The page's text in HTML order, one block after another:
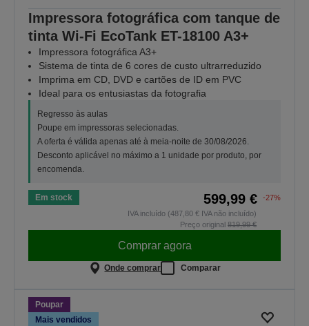
Impressora fotográfica com tanque de
tinta Wi-Fi EcoTank ET-18100 A3+
Impressora fotográfica A3+
Sistema de tinta de 6 cores de custo ultrarreduzido
Imprima em CD, DVD e cartões de ID em PVC
Ideal para os entusiastas da fotografia
Regresso às aulas
Poupe em impressoras selecionadas.
A oferta é válida apenas até à meia-noite de 30/08/2026.
Desconto aplicável no máximo a 1 unidade por produto, por
encomenda.
Em stock 599,99 €
-27%
IVA incluído (487,80 € IVA não incluído)
Preço original 819,99 €
Comprar agora
Onde comprar Comparar
Poupar
Mais vendidos